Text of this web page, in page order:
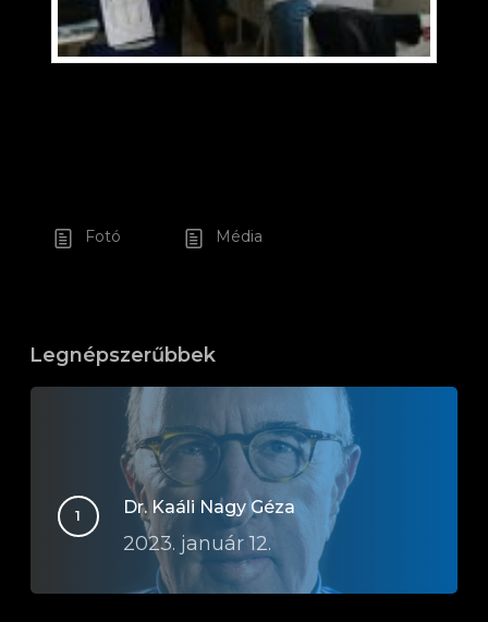
Fotó Média
Legnépszerűbbek
Dr. Kaáli Nagy Géza
2023. január 12.